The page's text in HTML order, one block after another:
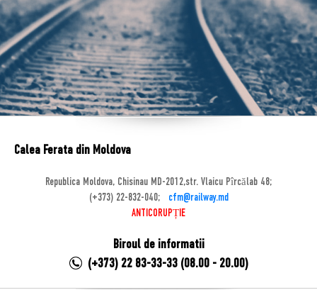
Calea Ferata din Moldova
Republica Moldova, Chisinau MD-2012,str. Vlaicu Pîrcălab 48;
(+373) 22-832-040;
cfm@railway.md
ANTICORUPȚIE
Biroul de informatii
(+373) 22 83-33-33 (08.00 - 20.00)